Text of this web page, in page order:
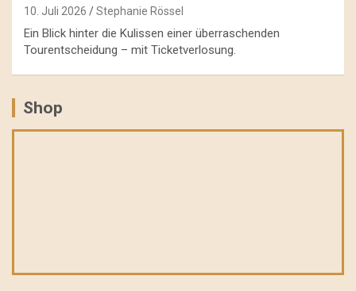
10. Juli 2026 Stephanie Rössel
Ein Blick hinter die Kulissen einer überraschenden
Tourentscheidung – mit Ticketverlosung.
Shop